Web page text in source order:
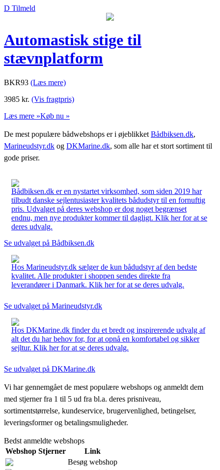
D Tilmeld
Automastisk stige til
stævnplatform
BKR93 (Læs mere)
3985 kr. (Vis fragtpris)
Læs mere »Køb nu »
De mest populære bådwebshops er i øjeblikket Bådbiksen.dk,
Marineudstyr.dk og DKMarine.dk, som alle har et stort sortiment til
gode priser.
Bådbiksen.dk er en nystartet virksomhed, som siden 2019 har
tilbudt danske sejlentusiaster kvalitets bådudstyr til en fornuftig
pris. Udvalget på deres webshop er dog noget begrænset
endnu, men nye produkter kommer til dagligt. Klik her for at se
deres udvalg.
Se udvalget på Bådbiksen.dk
Hos Marineudstyr.dk sælger de kun bådudstyr af den bedste
kvalitet. Alle produkter i shoppen sendes direkte fra
leverandører i Danmark. Klik her for at se deres udvalg.
Se udvalget på Marineudstyr.dk
Hos DKMarine.dk finder du et bredt og inspirerende udvalg af
alt det du har behov for, for at opnå en komfortabel og sikker
sejltur. Klik her for at se deres udvalg.
Se udvalget på DKMarine.dk
Vi har gennemgået de mest populære webshops og anmeldt dem
med stjerner fra 1 til 5 ud fra bl.a. deres prisniveau,
sortimentstørrelse, kundeservice, brugervenlighed, betingelser,
leveringsformer og betalingsmuligheder.
Bedst anmeldte webshops
Webshop Stjerner
Link
Besøg webshop